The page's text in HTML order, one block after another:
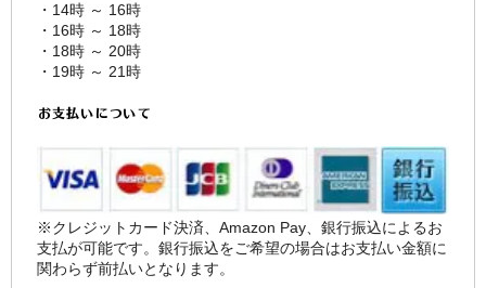
・14時 ～ 16時
・16時 ～ 18時
・18時 ～ 20時
・19時 ～ 21時
※クレジットカード決済、Amazon Pay、銀行振込によるお
支払が可能です。銀行振込をご希望の場合はお支払い金額に
関わらず前払いとなります。